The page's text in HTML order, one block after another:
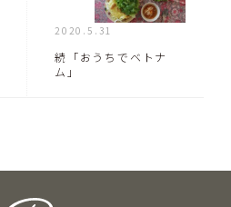
2020.5.31
続「おうちでベトナ
ム」